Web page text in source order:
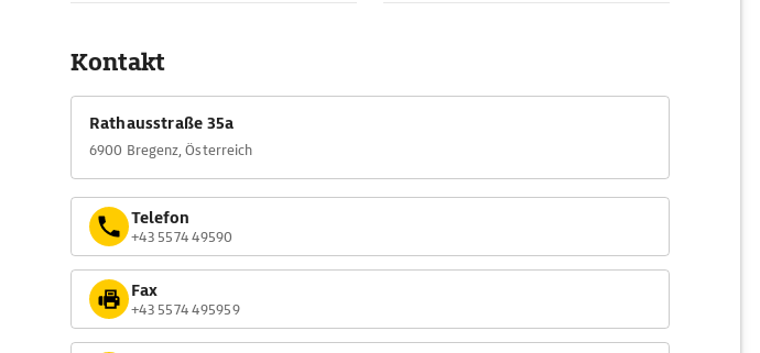
Kontakt
Rathausstraße 35a
6900 Bregenz, Österreich
Telefon
+43 5574 49590
Fax
+43 5574 495959